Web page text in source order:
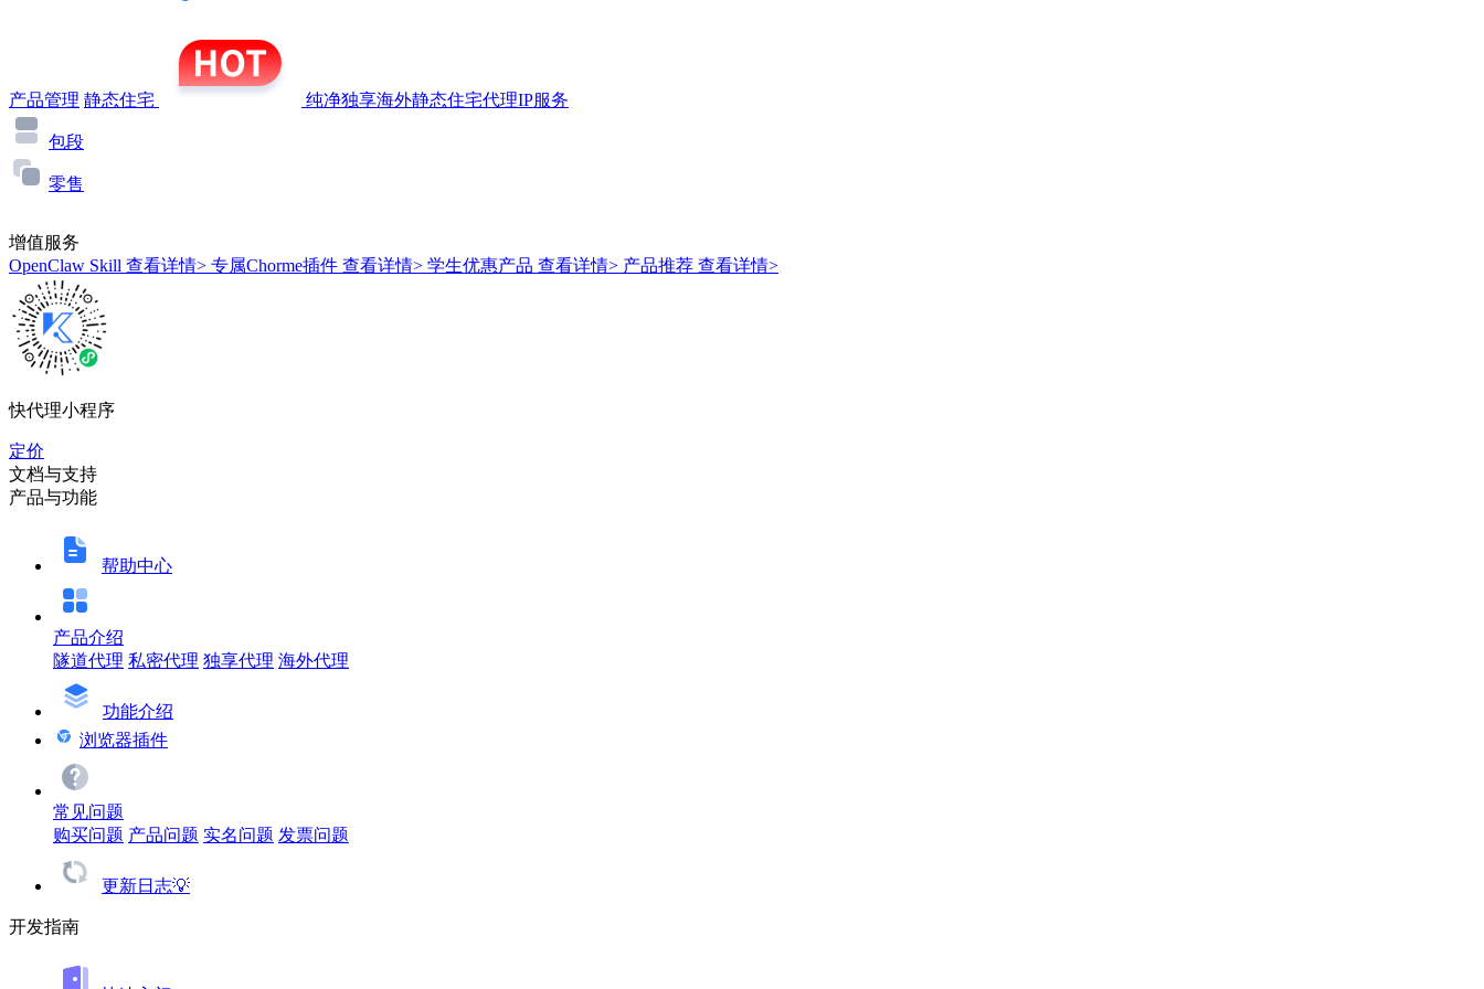
产品管理 静态住宅 纯净独享海外静态住宅代理IP服务
包段
零售
增值服务
OpenClaw Skill 查看详情> 专属Chorme插件 查看详情> 学生优惠产品 查看详情> 产品推荐 查看详情>
快代理小程序
定价
文档与支持
产品与功能
帮助中心
产品介绍
隧道代理 私密代理 独享代理 海外代理
功能介绍
浏览器插件
常见问题
购买问题 产品问题 实名问题 发票问题
更新日志💡
开发指南